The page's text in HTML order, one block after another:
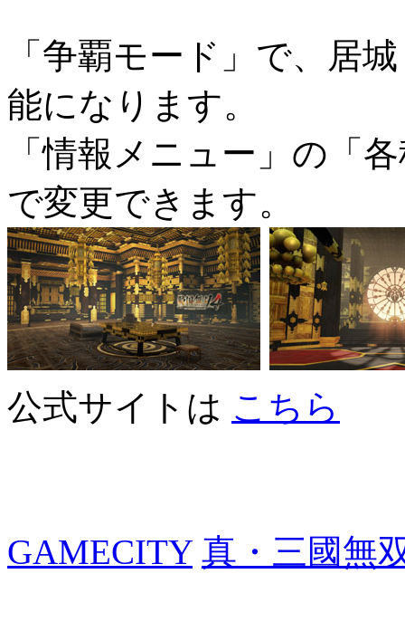
「争覇モード」で、居
能になります。
「情報メニュー」の「
で変更できます。
公式サイトは こちら
GAMECITY 真・三國無